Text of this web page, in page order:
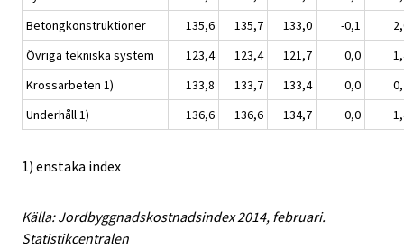
Betongkonstruktioner
135,6 135,7 133,0 -0,1
Övriga tekniska system
123,4 123,4 121,7 0,0
Krossarbeten 1)
133,8 133,7 133,4 0,0
Underhåll 1)
136,6 136,6 134,7 0,0
1) enstaka index
Källa: Jordbyggnadskostnadsindex 2014, februari.
Statistikcentralen